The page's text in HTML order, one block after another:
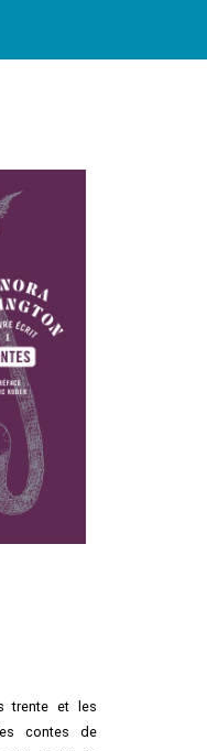
trente et les
contes de